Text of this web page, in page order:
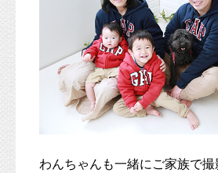
わんちゃんも一緒にご家族で撮